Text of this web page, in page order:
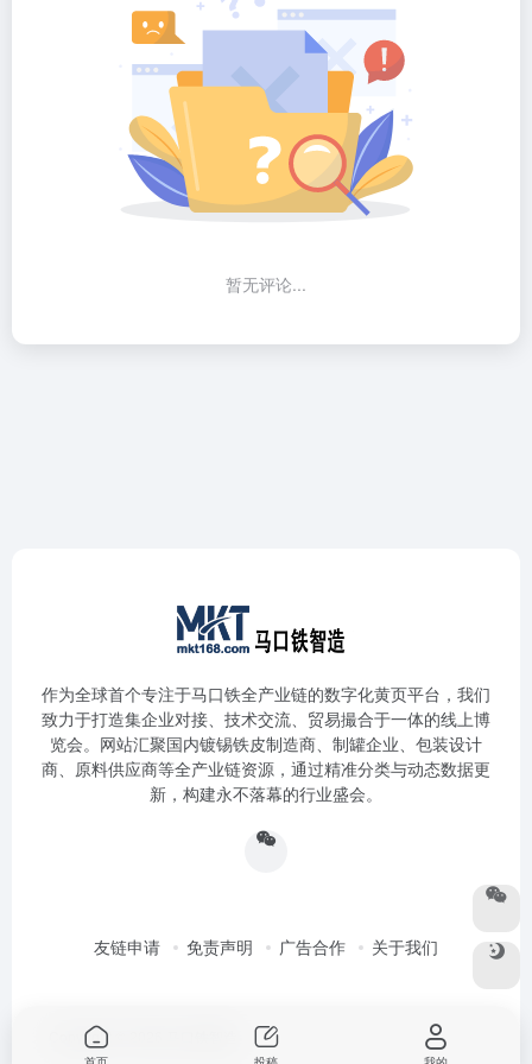
暂无评论...
作为全球首个专注于马口铁全产业链的数字化黄页平台，我们
致力于打造集企业对接、技术交流、贸易撮合于一体的线上博
览会。网站汇聚国内镀锡铁皮制造商、制罐企业、包装设计
商、原料供应商等全产业链资源，通过精准分类与动态数据更
新，构建永不落幕的行业盛会。
友链申请 免责声明 广告合作 关于我们
Copyright © 2026